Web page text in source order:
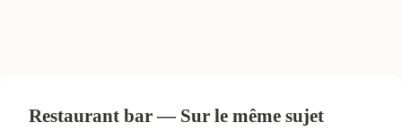
Restaurant bar — Sur le même sujet